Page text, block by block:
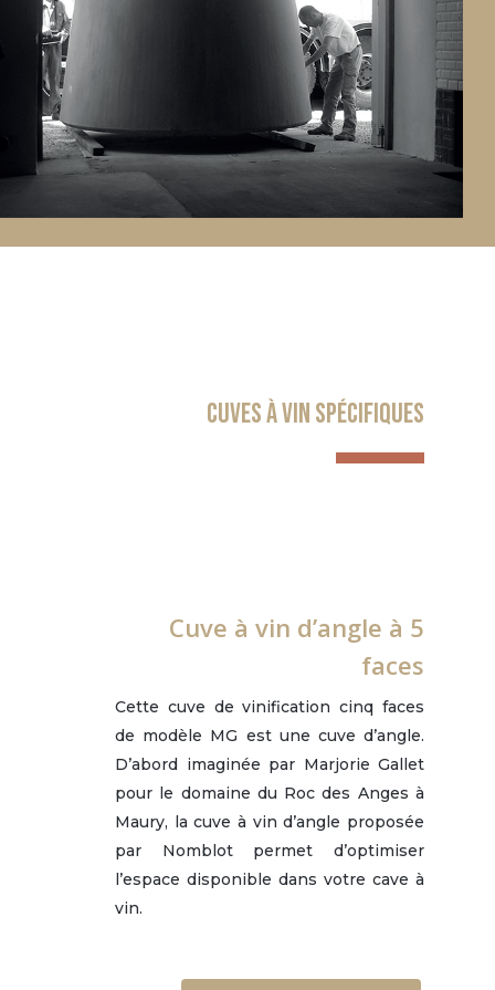
Cuves à vin spécifiques
Cuve à vin d’angle à 5
faces
Cette cuve de vinification cinq faces
de modèle MG est une cuve d’angle.
D’abord imaginée par Marjorie Gallet
pour le domaine du Roc des Anges à
Maury, la cuve à vin d’angle proposée
par Nomblot permet d’optimiser
l’espace disponible dans votre cave à
vin.